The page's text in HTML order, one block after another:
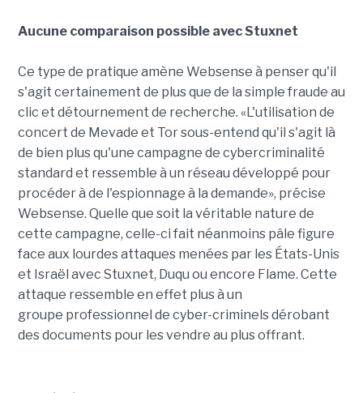
Aucune comparaison possible avec Stuxnet
Ce type de pratique amène Websense à penser qu'il
s'agit certainement de plus que de la simple fraude au
clic et détournement de recherche. «L'utilisation de
concert de Mevade et Tor sous-entend qu'il s'agit là
de bien plus qu'une campagne de cybercriminalité
standard et ressemble à un réseau développé pour
procéder à de l'espionnage à la demande», précise
Websense. Quelle que soit la véritable nature de
cette campagne, celle-ci fait néanmoins pâle figure
face aux lourdes attaques menées par les États-Unis
et Israël avec Stuxnet, Duqu ou encore Flame. Cette
attaque ressemble en effet plus à un
groupe professionnel de cyber-criminels dérobant
des documents pour les vendre au plus offrant.